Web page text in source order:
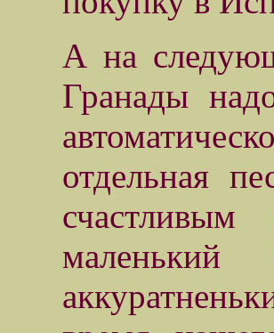
А на
Гранады
отдельная
маленький